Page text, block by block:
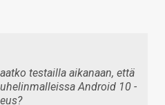
testailla aikanaan, että
Android 10 -